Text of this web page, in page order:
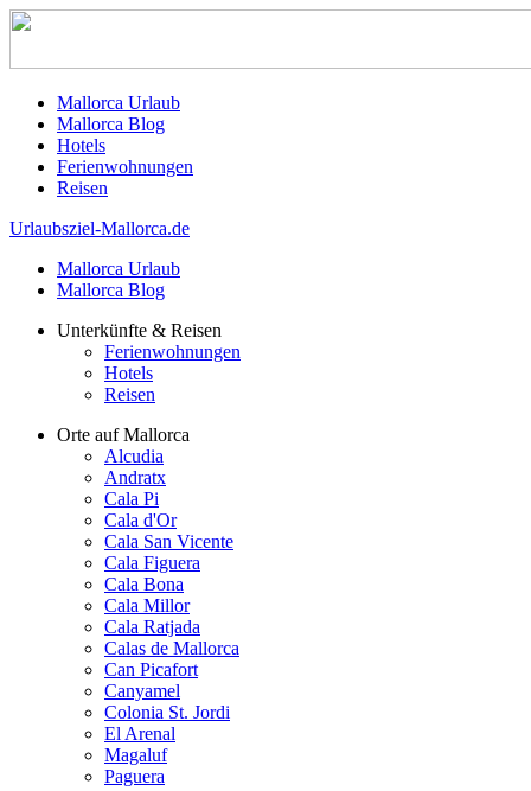
Mallorca Urlaub
Mallorca Blog
Hotels
Ferienwohnungen
Reisen
Urlaubsziel-Mallorca.de
Mallorca Urlaub
Mallorca Blog
Unterkünfte & Reisen
Ferienwohnungen
Hotels
Reisen
Orte auf Mallorca
Alcudia
Andratx
Cala Pi
Cala d'Or
Cala San Vicente
Cala Figuera
Cala Bona
Cala Millor
Cala Ratjada
Calas de Mallorca
Can Picafort
Canyamel
Colonia St. Jordi
El Arenal
Magaluf
Paguera